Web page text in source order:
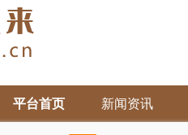
平台首页 新闻资讯